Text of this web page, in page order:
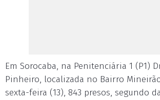
Em Sorocaba, na Penitenciária 1 (P1)
Pinheiro, localizada no Bairro
sexta-feira (13), 843 presos, segundo